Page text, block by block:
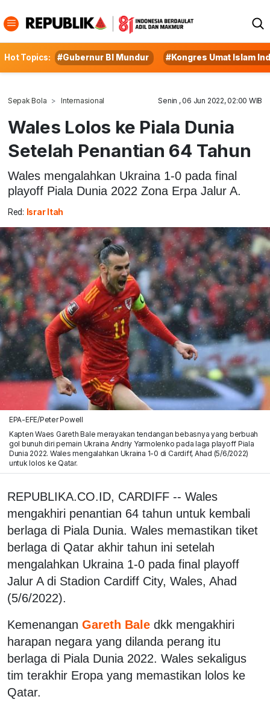
Hot Topics: #Gubernur BI Mundur #Kongres Umat Islam
Sepak Bola Internasional Senin , 06 Jun 2022, 02:00 WIB
Wales Lolos ke Piala Dunia
Setelah Penantian 64 Tahun
Wales mengalahkan Ukraina 1-0 pada final
playoff Piala Dunia 2022 Zona Erpa Jalur A.
Red: Israr Itah
EPA-EFE/Peter Powell
Kapten Waes Gareth Bale merayakan tendangan bebasnya yang berbuah
gol bunuh diri pemain Ukraina Andriy Yarmolenko pada laga playoff Piala
Dunia 2022. Wales mengalahkan Ukraina 1-0 di Cardiff, Ahad (5/6/2022)
untuk lolos ke Qatar.
REPUBLIKA.CO.ID, CARDIFF -- Wales
mengakhiri penantian 64 tahun untuk kembali
berlaga di Piala Dunia. Wales memastikan tiket
berlaga di Qatar akhir tahun ini setelah
mengalahkan Ukraina 1-0 pada final playoff
Jalur A di Stadion Cardiff City, Wales, Ahad
(5/6/2022).
Kemenangan Gareth Bale dkk mengakhiri
harapan negara yang dilanda perang itu
berlaga di Piala Dunia 2022. Wales sekaligus
tim terakhir Eropa yang memastikan lolos ke
Qatar.